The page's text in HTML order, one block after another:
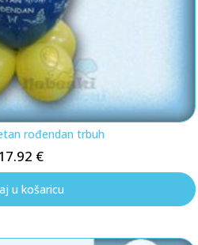
rođendan trbuh
17.92 €
u košaricu